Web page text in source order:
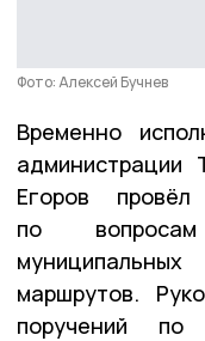
Фото: Алексей Бучнев
Временно
администрации
Егоров
по
маршрутов.
поручений по